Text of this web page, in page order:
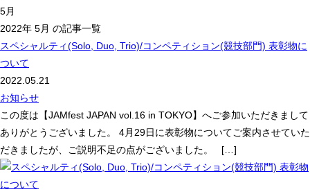
5月
2022年 5月 の記事一覧
スペシャルティ(Solo, Duo, Trio)/コンペティション(競技部門) 表彰物に
ついて
2022.05.21
お知らせ
この度は【JAMfest JAPAN vol.16 in TOKYO】へご参加いただきまして
ありがとうございました。 4月29日に表彰物についてご案内させていた
だきましたが、ご説明不足の点がございました。 […]